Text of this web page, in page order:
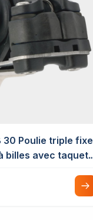
30 Poulie triple fixe
billes avec taquet